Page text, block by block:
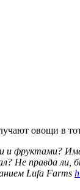
овощи в
и фруктами?
Не правда
Lufa Farms